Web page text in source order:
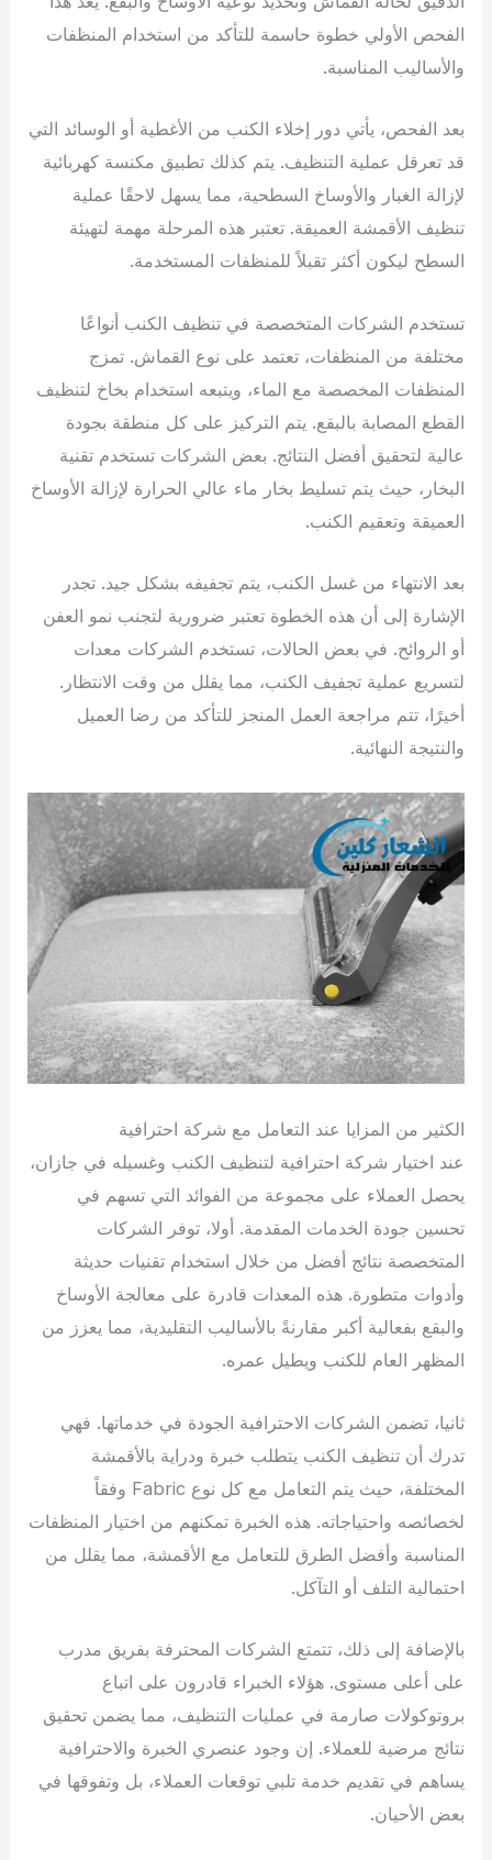
الفحص الأولي خطوة حاسمة للتأكد من استخدام المنظفات
والأساليب المناسبة.
بعد الفحص، يأتي دور إخلاء الكنب من الأغطية أو الوسائد التي
قد تعرقل عملية التنظيف. يتم كذلك تطبيق مكنسة كهربائية
لإزالة الغبار والأوساخ السطحية، مما يسهل لاحقًا عملية
تنظيف الأقمشة العميقة. تعتبر هذه المرحلة مهمة لتهيئة
السطح ليكون أكثر تقبلاً للمنظفات المستخدمة.
تستخدم الشركات المتخصصة في تنظيف الكنب أنواعًا
مختلفة من المنظفات، تعتمد على نوع القماش. تمزج
المنظفات المخصصة مع الماء، ويتبعه استخدام بخاخ لتنظيف
القطع المصابة بالبقع. يتم التركيز على كل منطقة بجودة
عالية لتحقيق أفضل النتائج. بعض الشركات تستخدم تقنية
البخار، حيث يتم تسليط بخار ماء عالي الحرارة لإزالة الأوساخ
العميقة وتعقيم الكنب.
بعد الانتهاء من غسل الكنب، يتم تجفيفه بشكل جيد. تجدر
الإشارة إلى أن هذه الخطوة تعتبر ضرورية لتجنب نمو العفن
أو الروائح. في بعض الحالات، تستخدم الشركات معدات
لتسريع عملية تجفيف الكنب، مما يقلل من وقت الانتظار.
أخيرًا، تتم مراجعة العمل المنجز للتأكد من رضا العميل
والنتيجة النهائية.
الكثير من المزايا عند التعامل مع شركة احترافية
عند اختيار شركة احترافية لتنظيف الكنب وغسيله في جازان،
يحصل العملاء على مجموعة من الفوائد التي تسهم في
تحسين جودة الخدمات المقدمة. أولا، توفر الشركات
المتخصصة نتائج أفضل من خلال استخدام تقنيات حديثة
وأدوات متطورة. هذه المعدات قادرة على معالجة الأوساخ
والبقع بفعالية أكبر مقارنةً بالأساليب التقليدية، مما يعزز من
المظهر العام للكنب ويطيل عمره.
ثانيا، تضمن الشركات الاحترافية الجودة في خدماتها. فهي
تدرك أن تنظيف الكنب يتطلب خبرة ودراية بالأقمشة
المختلفة، حيث يتم التعامل مع كل نوع Fabric وفقاً
لخصائصه واحتياجاته. هذه الخبرة تمكنهم من اختيار المنظفات
المناسبة وأفضل الطرق للتعامل مع الأقمشة، مما يقلل من
احتمالية التلف أو التآكل.
بالإضافة إلى ذلك، تتمتع الشركات المحترفة بفريق مدرب
على أعلى مستوى. هؤلاء الخبراء قادرون على اتباع
بروتوكولات صارمة في عمليات التنظيف، مما يضمن تحقيق
نتائج مرضية للعملاء. إن وجود عنصري الخبرة والاحترافية
يساهم في تقديم خدمة تلبي توقعات العملاء، بل وتفوقها في
بعض الأحيان.